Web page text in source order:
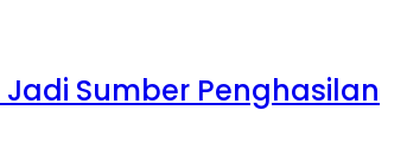
Jadi Sumber Penghasilan